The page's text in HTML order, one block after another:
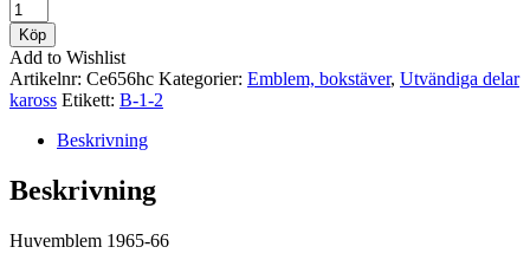
Huvemblem
1965-
66
mängd
Köp
Add to Wishlist
Artikelnr: Ce656hc Kategorier: Emblem, bokstäver, Utvändiga delar
kaross Etikett: B-1-2
Beskrivning
Beskrivning
Huvemblem 1965-66